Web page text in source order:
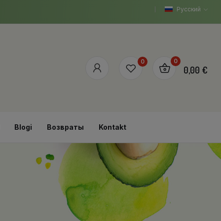
Русский
0 0
0,00 €
Blogi Возвраты Kontakt